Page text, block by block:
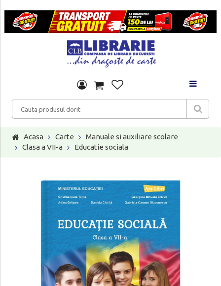
Acasa Carte
Manuale si auxiliare scolare
Clasa a VII-a
Educatie sociala